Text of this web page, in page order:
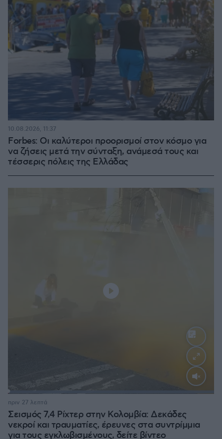
Forbes: Οι καλύτεροι προορισμοί στον κόσμο για
να ζήσεις μετά την σύνταξη, ανάμεσά τους και
τέσσερις πόλεις της Ελλάδας
10.08.2026, 11:37
Σεισμός 7,4 Ρίχτερ στην Κολομβία: Δεκάδες
νεκροί και τραυματίες, έρευνες στα συντρίμμια
για τους εγκλωβισμένους, δείτε βίντεο
πριν 27 λεπτά